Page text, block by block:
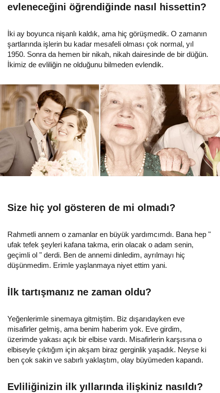
evleneceğini öğrendiğinde nasıl hissettin?
İki ay boyunca nişanlı kaldık, ama hiç görüşmedik. O zamanın
şartlarında işlerin bu kadar mesafeli olması çok normal, yıl
1950. Sonra da hemen bir nikah, nikah dairesinde de bir düğün.
İkimiz de evliliğin ne olduğunu bilmeden evlendik.
Size hiç yol gösteren de mi olmadı?
Rahmetli annem o zamanlar en büyük yardımcımdı. Bana hep "
ufak tefek şeyleri kafana takma, erin olacak o adam senin,
geçimli ol " derdi. Ben de annemi dinledim, ayrılmayı hiç
düşünmedim. Erimle yaşlanmaya niyet ettim yani.
İlk tartışmanız ne zaman oldu?
Yeğenlerimle sinemaya gitmiştim. Biz dışarıdayken eve
misafirler gelmiş, ama benim haberim yok. Eve girdim,
üzerimde yakası açık bir elbise vardı. Misafirlerin karşısına o
elbiseyle çıktığım için akşam biraz gerginlik yaşadık. Neyse ki
ben çok sakin ve sabırlı yaklaştım, olay büyümeden kapandı.
Evliliğinizin ilk yıllarında ilişkiniz nasıldı?